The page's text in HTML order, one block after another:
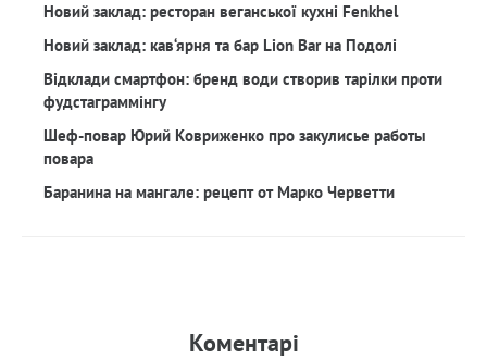
Новий заклад: ресторан веганської кухні Fenkhel
Новий заклад: кав‘ярня та бар Lion Bar на Подолі
Відклади смартфон: бренд води створив тарілки проти
фудстаграммінгу
Шеф-повар Юрий Ковриженко про закулисье работы
повара
Баранина на мангале: рецепт от Марко Черветти
Коментарi